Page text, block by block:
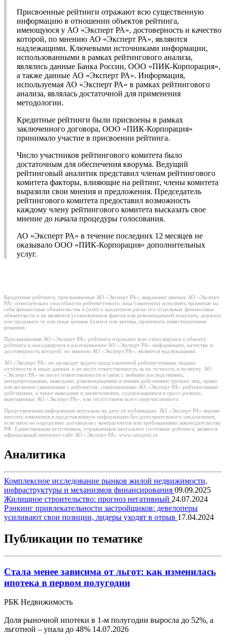
Присвоенные рейтинги отражают всю существенную
информацию в отношении объектов рейтинга,
имеющуюся у АО «Эксперт РА», достоверность и качество
которой, по мнению АО «Эксперт РА», являются
надлежащими. Ключевыми источниками информации,
использованными в рамках рейтингового анализа,
являлись данные Банка России, ООО «ПИК-Корпорация»,
а также данные АО «Эксперт РА». Информация,
используемая АО «Эксперт РА» в рамках рейтингового
анализа, являлась достаточной для применения
методологии.
Кредитные рейтинги были присвоены в рамках
заключенного договора, ООО «ПИК-Корпорация»
принимало участие в присвоении рейтинга.
Число участников рейтингового комитета было
достаточным для обеспечения кворума. Ведущий
рейтинговый аналитик представил членам рейтингового
комитета факторы, влияющие на рейтинг, члены комитета
выразили свои мнения и предложения. Председатель
рейтингового комитета предоставил возможность
каждому члену рейтингового комитета высказать свое
мнение до начала процедуры голосования.
АО «Эксперт РА» в течение последних 12 месяцев не
оказывало ООО «ПИК-Корпорация» дополнительных
услуг.
Кредитные рейтинги, присваиваемые АО «Эксперт РА», выражают мнение АО «Эксперт
РА» относительно способности рейтингуемого лица (эмитента) исполнять принятые на
себя финансовые обязательства и (или) о кредитном риске его отдельных финансовых
обязательств и не являются установлением фактов или рекомендацией покупать, держать
или продавать те или иные ценные бумаги или активы, принимать инвестиционные
решения.
Присваиваемые АО «Эксперт РА» рейтинги отражают всю относящуюся к объекту
рейтинга и находящуюся в распоряжении АО «Эксперт РА» информацию, качество и
достоверность которой, по мнению АО «Эксперт РА», являются надлежащими.
АО «Эксперт РА» не проводит аудита представленной рейтингуемыми лицами
отчётности и иных данных и не несёт ответственность за их точность и полноту. АО
«Эксперт РА» не несет ответственности в связи с любыми последствиями,
интерпретациями, выводами, рекомендациями и иными действиями третьих лиц, прямо
или косвенно связанными с рейтингом, совершенными АО «Эксперт РА» рейтинговыми
действиями, а также выводами и заключениями, содержащимися в пресс-релизах,
выпущенных АО «Эксперт РА», или отсутствием всего перечисленного.
Представленная информация актуальна на дату её публикации. АО «Эксперт РА» вправе
вносить изменения в представленную информацию без дополнительного уведомления,
если иное не определено договором с контрагентом или требованиями законодательства
РФ. Единственным источником, отражающим актуальное состояние рейтинга, является
официальный интернет-сайт АО «Эксперт РА» www.raexpert.ru.
Аналитика
Комплексное исследование рынков жилой недвижимости,
инфраструктуры и механизмов финансирования 09.09.2025
Жилищное строительство: прогноз негативный 24.07.2024
Рэнкинг привлекательности застройщиков: девелоперы
усиливают свои позиции, лидеры уходят в отрыв 17.04.2024
Публикации по тематике
Стала менее зависима от льгот: как изменилась
ипотека в первом полугодии
РБК Недвижимость
Доля рыночной ипотеки в 1-м полугодии выросла до 52%, а
льготной – упала до 48% 14.07.2026